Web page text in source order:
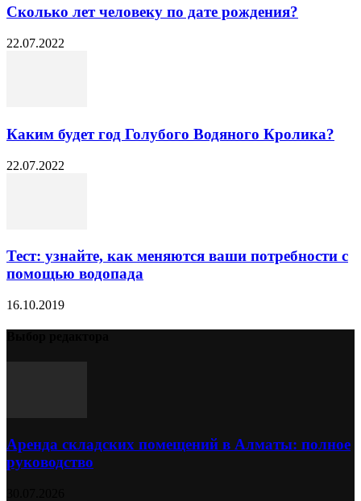
Сколько лет человеку по дате рождения?
22.07.2022
Каким будет год Голубого Водяного Кролика?
22.07.2022
Тест: узнайте, как меняются ваши потребности с
помощью водопада
16.10.2019
Аренда складских помещений в Алматы: полное
руководство